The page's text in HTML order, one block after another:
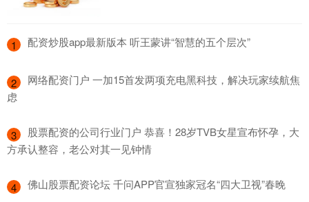
1 ​配资炒股app最新版本 听王蒙讲“智慧的五个层次”
2
​网络配资门户 一加15首发两项充电黑科技，解决玩家续航焦
虑
3
​股票配资的公司行业门户 恭喜！28岁TVB女星宣布怀孕，大
方承认整容，老公对其一见钟情
4 ​佛山股票配资论坛 千问APP官宣独家冠名“四大卫视”春晚